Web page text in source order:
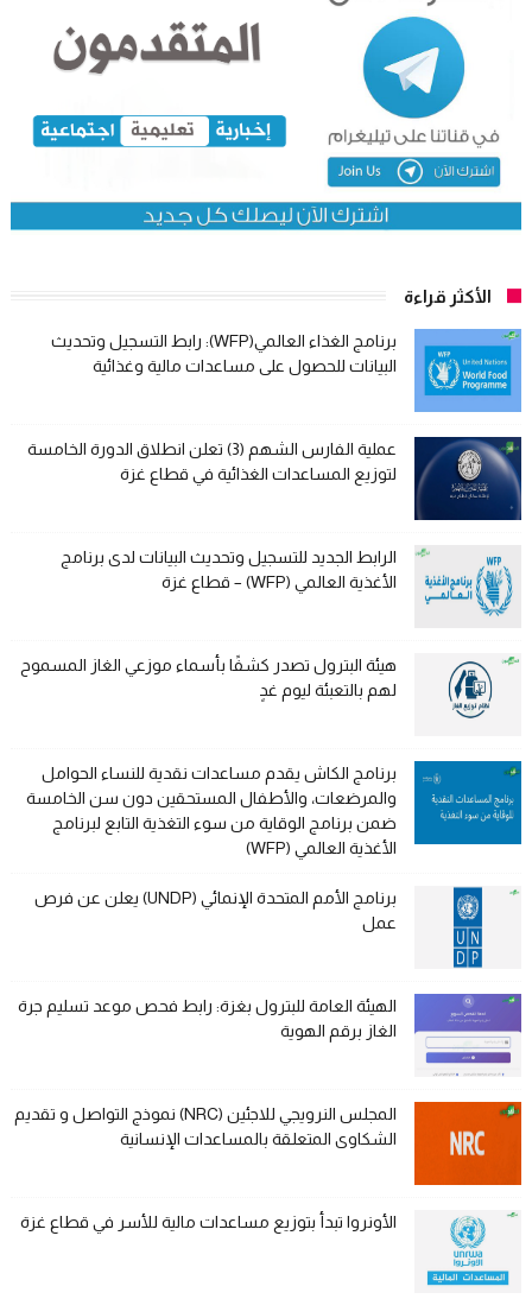
الأكثر قراءة
برنامج الغذاء العالمي(WFP): رابط التسجيل وتحديث
البيانات للحصول على مساعدات مالية وغذائية
عملية الفارس الشهم (3) تعلن انطلاق الدورة الخامسة
لتوزيع المساعدات الغذائية في قطاع غزة
الرابط الجديد للتسجيل وتحديث البيانات لدى برنامج
الأغذية العالمي (WFP) – قطاع غزة
هيئة البترول تصدر كشفًا بأسماء موزعي الغاز المسموح
لهم بالتعبئة ليوم غدٍ
برنامج الكاش يقدم مساعدات نقدية للنساء الحوامل
والمرضعات، والأطفال المستحقين دون سن الخامسة
ضمن برنامج الوقاية من سوء التغذية التابع لبرنامج
الأغذية العالمي (WFP)
برنامج الأمم المتحدة الإنمائي (UNDP) يعلن عن فرص
عمل
الهيئة العامة للبترول بغزة: رابط فحص موعد تسليم جرة
الغاز برقم الهوية
المجلس النرويجي للاجئين (NRC) نموذج التواصل و تقديم
الشكاوى المتعلقة بالمساعدات الإنسانية
الأونروا تبدأ بتوزيع مساعدات مالية للأسر في قطاع غزة